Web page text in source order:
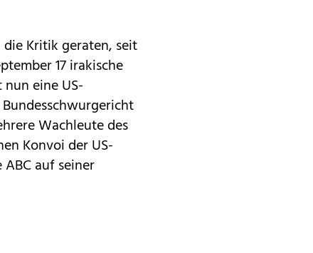
Kritik geraten, seit
17 irakische
eine US-
Wachleute des
Konvoi der US-
auf seiner